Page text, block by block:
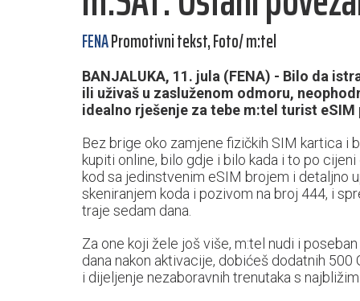
FENAPromotivni tekst, Foto/ m:tel
BANJALUKA, 11. jula (FENA) - Bilo da
ili uživaš u zasluženom odmoru,
idealno rješenje za tebe m:tel turist
Bez brige oko zamjene fizičkih SIM kartica i
kupiti online, bilo gdje i bilo kada i to po
kod sa jedinstvenim eSIM brojem i detaljno
skeniranjem koda i pozivom na broj 444, i
traje sedam dana.
Za one koji žele još više, m:tel nudi i
dana nakon aktivacije, dobićeš dodatnih
i dijeljenje nezaboravnih trenutaka s